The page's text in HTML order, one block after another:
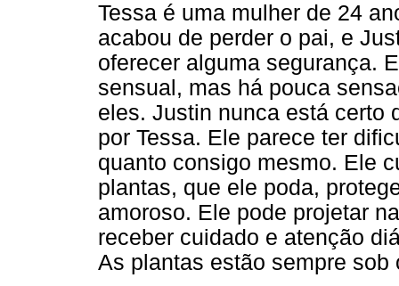
Tessa é uma mulher de 24
acabou de perder o pai, e
oferecer alguma segurança.
sensual, mas há pouca
eles. Justin nunca está certo
por Tessa. Ele parece ter
quanto consigo mesmo. Ele
plantas, que ele poda,
amoroso. Ele pode projetar
receber cuidado e atenção
As plantas estão sempre sob